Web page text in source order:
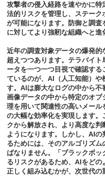
攻撃者の侵入経路を速やかに特
法的リスクを管理し、ステー
が可能になります。防御と調
に対してより強靭な組織へと進
近年の調査対象データの爆発
超えつつあります。テラバイ
ータを一つ一つ目視で確認す
ているのが、AI（人工知能）
す。AIは膨大なログの中から
画像データの中から特定のオ
理を用いて関連性の高いメー
の大幅な効率化を実現します
クから解放され、より高度な
ようになります。しかし、AI
るためには、そのアルゴリズ
ばなりません。「ブラックボ
るリスクがあるため、AIをど
正しく組み込むかが、次世代の